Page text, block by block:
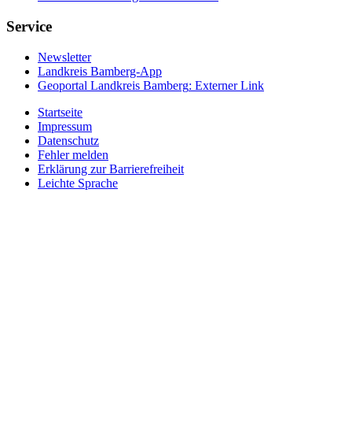
Service
Newsletter
Landkreis Bamberg-App
Geoportal Landkreis Bamberg: Externer Link
Startseite
Impressum
Datenschutz
Fehler melden
Erklärung zur Barrierefreiheit
Leichte Sprache